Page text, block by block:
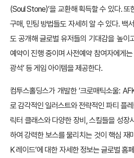
(Soul Stone)’을 교환해 획득할 수 있다.
구매, 민팅 방법들도 자세히 알 수 있다. 백
도 공개해 글로벌 유저들의 기대감을 높이
예약이 진행 중이며 사전예약 참여자에게는 ‘
광석’ 등 게임 아이템을 제공한다.
컴투스홀딩스가 개발한 ‘크로매틱소울:
로 감각적인 일러스트와 전략적인 파티 플
릭터 클래스와 다양한 장비, 스킬들을 성장
하여 강력한 보스를 물리치는 것이 핵심 재
K 레이드’에 대한 자세한 정보는 글로벌 홈